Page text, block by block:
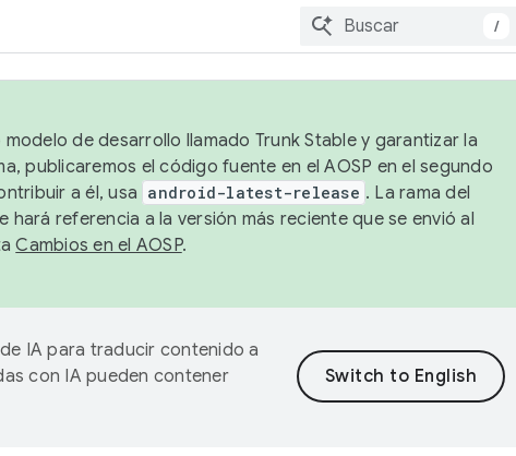
/
de desarrollo llamado Trunk Stable y garantizar la
publicaremos el código fuente en el AOSP en el segundo
a él, usa android-latest-release . La rama del
hará referencia a la versión más reciente que se envió al
Cambios en el AOSP.
IA para traducir contenido a
con IA pueden contener